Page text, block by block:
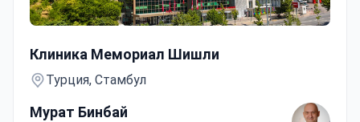
Клиника Мемориал Шишли
Турция, Стамбул
Мурат Бинбай